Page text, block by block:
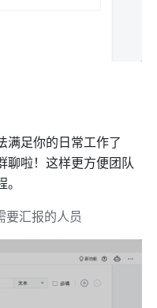
满足你的日常工作了
聊啦！这样更方便团队
要汇报的人员